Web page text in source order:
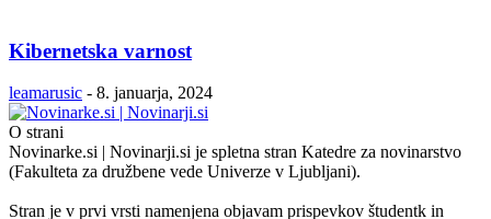
Kibernetska varnost
leamarusic - 8. januarja, 2024
O strani
Novinarke.si | Novinarji.si je spletna stran Katedre za novinarstvo
(Fakulteta za družbene vede Univerze v Ljubljani).
Stran je v prvi vrsti namenjena objavam prispevkov študentk in